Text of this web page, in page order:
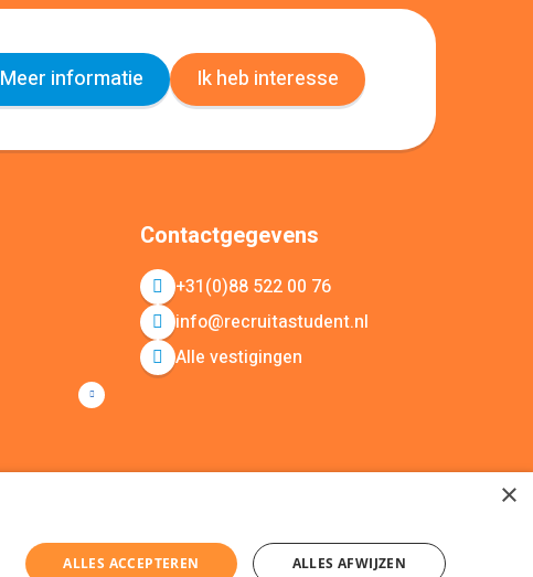
Meer informatie Ik heb interesse
Contactgegevens
+31(0)88 522 00 76
info@recruitastudent.nl
Alle vestigingen
×
ALLES ACCEPTEREN ALLES AFWIJZEN